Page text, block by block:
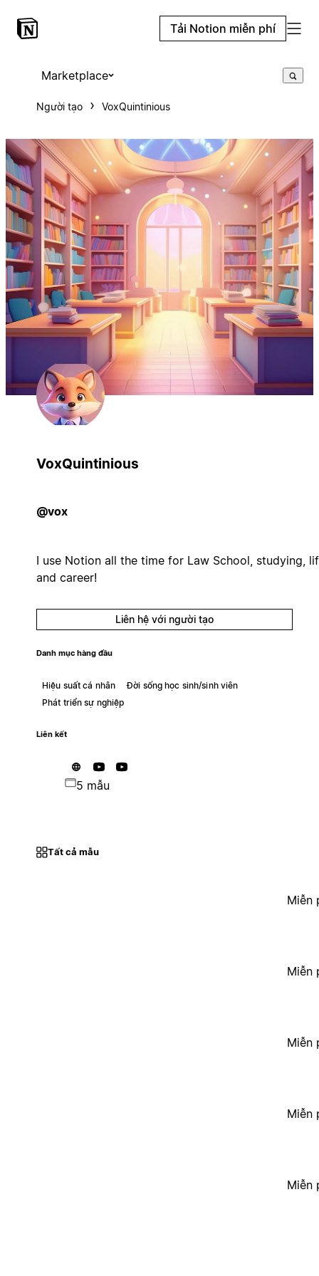
Tải Notion miễn phí
Marketplace
Người tạo VoxQuintinious
VoxQuintinious
@vox
I use Notion all the time for Law School, studying,
and career!
Liên hệ với người tạo
Danh mục hàng đầu
Hiệu suất cá nhân
Đời sống học sinh/sinh viên
Phát triển sự nghiệp
Liên kết
5 mẫu
Tất cả mẫu
Miễn
Miễn
Miễn
Miễn
Miễn